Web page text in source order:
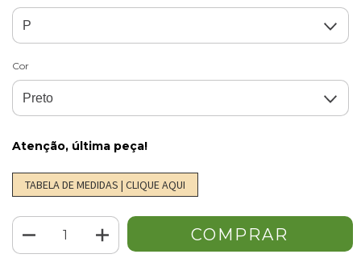
Cor
Atenção, última peça!
TABELA DE MEDIDAS | CLIQUE AQUI